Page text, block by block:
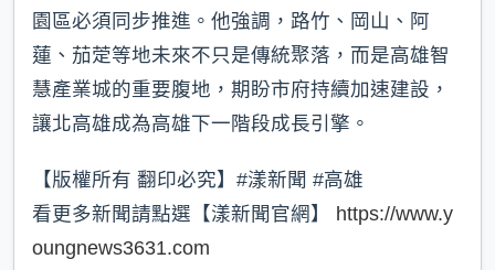
園區必須同步推進。他強調，路竹、岡山、阿
蓮、茄萣等地未來不只是傳統聚落，而是高雄智
慧產業城的重要腹地，期盼市府持續加速建設，
讓北高雄成為高雄下一階段成長引擎。
【版權所有 翻印必究】#漾新聞 #高雄
看更多新聞請點選【漾新聞官網】 https://www.y
oungnews3631.com